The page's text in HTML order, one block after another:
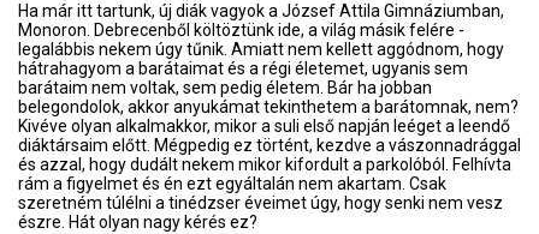
Ha már itt tartunk, új diák vagyok a József Attila Gimnáziumban,
Monoron. Debrecenből költöztünk ide, a világ másik felére -
legalábbis nekem úgy tűnik. Amiatt nem kellett aggódnom, hogy
hátrahagyom a barátaimat és a régi életemet, ugyanis sem
barátaim nem voltak, sem pedig életem. Bár ha jobban
belegondolok, akkor anyukámat tekinthetem a barátomnak, nem?
Kivéve olyan alkalmakkor, mikor a suli első napján leéget a leendő
diáktársaim előtt. Mégpedig ez történt, kezdve a vászonnadrággal
és azzal, hogy dudált nekem mikor kifordult a parkolóból. Felhívta
rám a figyelmet és én ezt egyáltalán nem akartam. Csak
szeretném túlélni a tinédzser éveimet úgy, hogy senki nem vesz
észre. Hát olyan nagy kérés ez?